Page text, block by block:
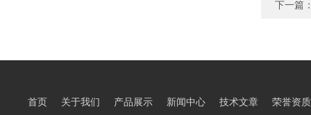
下一篇
首页 关于我们 产品展示 新闻中心 技术文章 荣誉资质